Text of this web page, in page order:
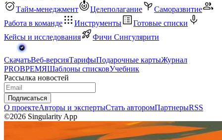
Тайм-менеджмент
Целеполагание
Саморазвитие
Работа в команде
Инструменты
Готовые списки
Кейсы и исследования
Фичи Сингулярити
СкачатьВеб-версияТарифыПодарочные картыЖурнал
PROВРЕМЯШаблоны списковУчебник
Рассылка новостей
Подписаться
О проектеАвторы и экспертыСтать авторомПартнерыRSS
©2026 Singularity App